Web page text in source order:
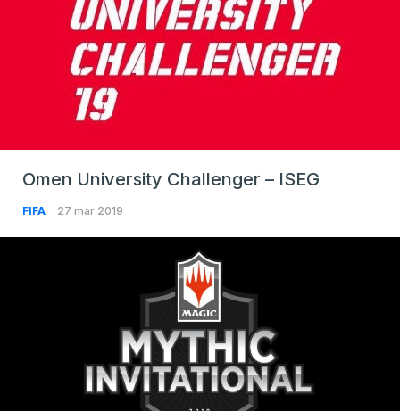
Omen University Challenger – ISEG
FIFA 27 mar 2019